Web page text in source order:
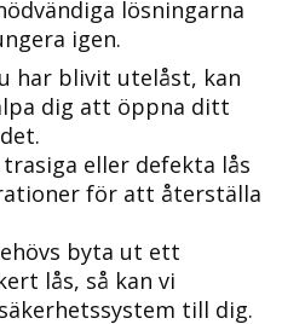
lösningarna
igen.​
har blivit utelåst, kan
dig att öppna ditt
trasiga eller defekta lås
för att återställa
byta ut ett
lås, så kan vi
till dig.​